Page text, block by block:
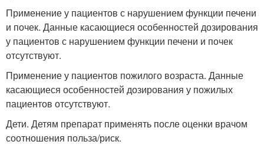
Применение у пациентов с нарушением функции печени
и почек. Данные касающиеся особенностей дозирования
у пациентов с нарушением функции печени и почек
отсутствуют.
Применение у пациентов пожилого возраста. Данные
касающиеся особенностей дозирования у пожилых
пациентов отсутствуют.
Дети. Детям препарат применять после оценки врачом
соотношения польза/риск.